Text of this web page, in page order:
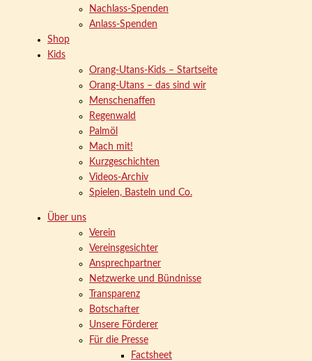
Nachlass-Spenden
Anlass-Spenden
Shop
Kids
Orang-Utans-Kids – Startseite
Orang-Utans – das sind wir
Menschenaffen
Regenwald
Palmöl
Mach mit!
Kurzgeschichten
Videos-Archiv
Spielen, Basteln und Co.
Über uns
Verein
Vereinsgesichter
Ansprechpartner
Netzwerke und Bündnisse
Transparenz
Botschafter
Unsere Förderer
Für die Presse
Factsheet